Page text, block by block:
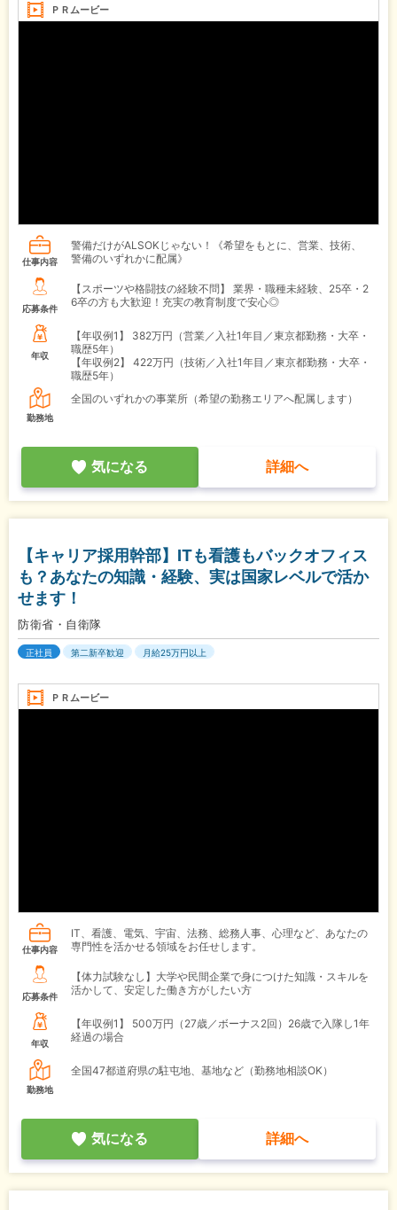
ＰＲムービー
仕事内容
警備だけがALSOKじゃない！《希望をもとに、営業、技術、
警備のいずれかに配属》
応募条件
【スポーツや格闘技の経験不問】 業界・職種未経験、25卒・2
6卒の方も大歓迎！充実の教育制度で安心◎
年収
【年収例1】
382万円（営業／入社1年目／東京都勤務・大卒・
職歴5年）
【年収例2】
422万円（技術／入社1年目／東京都勤務・大卒・
職歴5年）
勤務地
全国のいずれかの事業所（希望の勤務エリアへ配属します）
気になる 詳細へ
【キャリア採用幹部】ITも看護もバックオフィス
も？あなたの知識・経験、実は国家レベルで活か
せます！
防衛省・自衛隊
正社員 第二新卒歓迎 月給25万円以上
ＰＲムービー
仕事内容
IT、看護、電気、宇宙、法務、総務人事、心理など、あなたの
専門性を活かせる領域をお任せします。
応募条件
【体力試験なし】大学や民間企業で身につけた知識・スキルを
活かして、安定した働き方がしたい方
年収
【年収例1】
500万円（27歳／ボーナス2回）26歳で入隊し1年
経過の場合
勤務地
全国47都道府県の駐屯地、基地など（勤務地相談OK）
気になる 詳細へ